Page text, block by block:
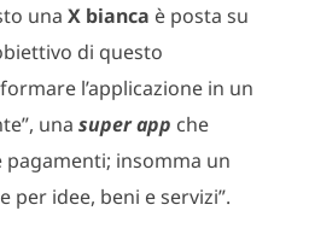
una X bianca è posta su
di questo
l’applicazione in un
una super app che
pagamenti; insomma un
per idee, beni e servizi”.